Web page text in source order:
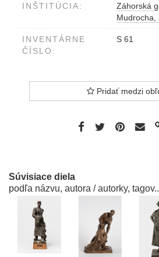
INŠTITÚCIA:
Záhorská
Mudrocha,
INVENTÁRNE
ČÍSLO:
S 61
Pridať medzi
Súvisiace diela
podľa názvu, autora / autorky,